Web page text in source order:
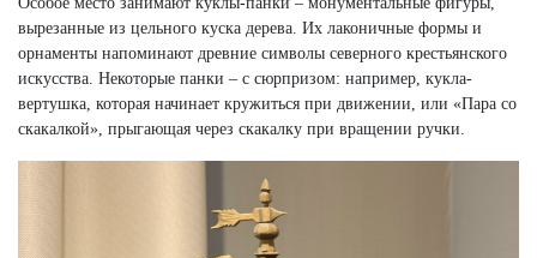
вырезанные из цельного куска дерева. Их лаконичные формы и
орнаменты напоминают древние символы северного крестьянского
искусства. Некоторые панки – с сюрпризом: например, кукла-
вертушка, которая начинает кружиться при движении, или «Пара со
скакалкой», прыгающая через скакалку при вращении ручки.